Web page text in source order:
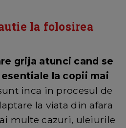
la folosirea
grija atunci cand se
la copii mai
inca in procesul de
la viata din afara
multe cazuri, uleiurile